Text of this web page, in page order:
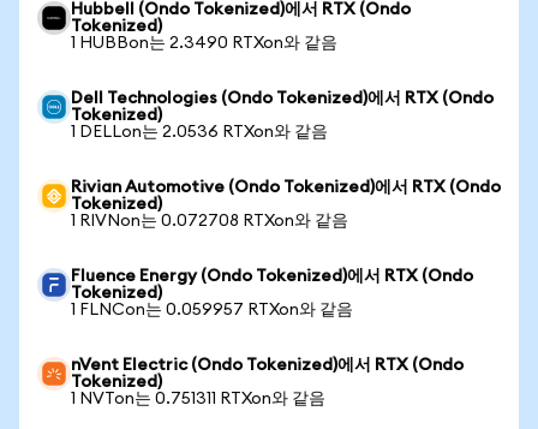
Hubbell (Ondo Tokenized)에서 RTX (Ondo
Tokenized)
1 HUBBon는 2.3490 RTXon와 같음
Dell Technologies (Ondo Tokenized)에서 RTX (Ondo
Tokenized)
1 DELLon는 2.0536 RTXon와 같음
Rivian Automotive (Ondo Tokenized)에서 RTX (Ondo
Tokenized)
1 RIVNon는 0.072708 RTXon와 같음
Fluence Energy (Ondo Tokenized)에서 RTX (Ondo
Tokenized)
1 FLNCon는 0.059957 RTXon와 같음
nVent Electric (Ondo Tokenized)에서 RTX (Ondo
Tokenized)
1 NVTon는 0.751311 RTXon와 같음